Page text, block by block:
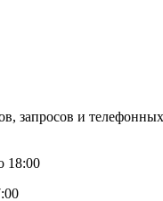
запросов и
18:00